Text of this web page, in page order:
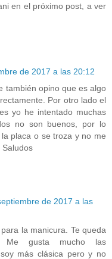
en el próximo post, a ver
de 2017 a las 20:12
también opino que es algo
Por otro lado el
yo he intentado muchas
no son buenos, por lo
placa o se troza y no me
de 2017 a las
la manicura. Te queda
Me gusta mucho las
más clásica pero y no